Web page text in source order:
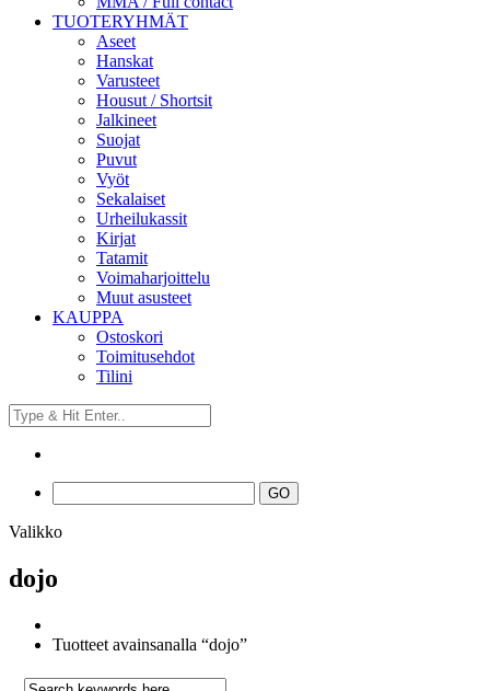
TUOTERYHMÄT
Aseet
Hanskat
Varusteet
Housut / Shortsit
Jalkineet
Suojat
Puvut
Vyöt
Sekalaiset
Urheilukassit
Kirjat
Tatamit
Voimaharjoittelu
Muut asusteet
KAUPPA
Ostoskori
Toimitusehdot
Tilini
Valikko
dojo
Tuotteet avainsanalla “dojo”